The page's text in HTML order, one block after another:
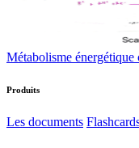
Métabolisme
Produits
Les documents